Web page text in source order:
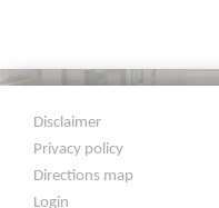
Disclaimer
Privacy policy
Directions map
Login